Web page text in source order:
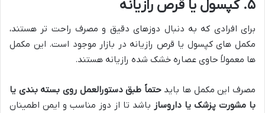
۵. کپسول یا قرص رازیانه
برای افرادی که به دنبال دوزهای دقیق و مصرف راحت تر هستند،
مکمل های کپسول یا قرص رازیانه در بازار موجود است. این مکمل
ها معمولاً حاوی عصاره خشک شده رازیانه هستند.
مصرف این مکمل ها بایدحتماً طبق دستورالعمل روی بسته بندی یا
با مشورت پزشک یا داروساز باشد تا از دوز مناسب و ایمن اطمینان